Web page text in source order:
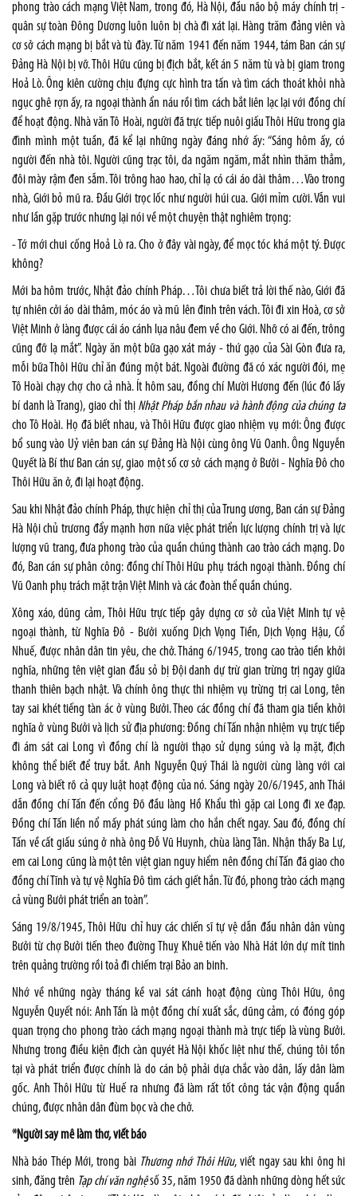
phong trào cách mạng Việt Nam, trong đó, Hà Nội, đầu não bộ máy chính trị -
quân sự toàn Đông Dương luôn luôn bị chà đi xát lại. Hàng trăm đảng viên và
cơ sở cách mạng bị bắt và tù đày. Từ năm 1941 đến năm 1944, tám Ban cán sự
Đảng Hà Nội bị vỡ. Thôi Hữu cũng bị địch bắt, kết án 5 năm tù và bị giam trong
Hoả Lò. Ông kiên cường chịu đựng cực hình tra tấn và tìm cách thoát khỏi nhà
ngục ghê rợn ấy, ra ngoại thành ẩn náu rồi tìm cách bắt liên lạc lại với đồng chí
để hoạt động. Nhà văn Tô Hoài, người đã trực tiếp nuôi giấu Thôi Hữu trong gia
đình mình một tuần, đã kể lại những ngày đáng nhớ ấy: “Sáng hôm ấy, có
người đến nhà tôi. Người cũng trạc tôi, da ngăm ngăm, mắt nhìn thăm thẳm,
đôi mày rậm đen sẫm. Tôi trông hao hao, chỉ lạ có cái áo dài thâm…Vào trong
nhà, Giới bỏ mũ ra. Đầu Giới trọc lốc như người húi cua. Giới mỉm cười. Vẫn vui
như lần gặp trước nhưng lại nói về một chuyện thật nghiêm trọng:
- Tớ mới chui cống Hoả Lò ra. Cho ở đây vài ngày, để mọc tóc khá một tý. Được
không?
Mới ba hôm trước, Nhật đảo chính Pháp…Tôi chưa biết trả lời thế nào, Giới đã
tự nhiên cởi áo dài thâm, móc áo và mũ lên đinh trên vách. Tôi đi xin Hoà, cơ sở
Việt Minh ở làng được cái áo cánh lụa nâu đem về cho Giới. Nhỡ có ai đến, trông
cũng đỡ lạ mắt”. Ngày ăn một bữa gạo xát máy - thứ gạo của Sài Gòn đưa ra,
mỗi bữa Thôi Hữu chỉ ăn đúng một bát. Ngoài đường đã có xác người đói, mẹ
Tô Hoài chạy chợ cho cả nhà. Ít hôm sau, đồng chí Mười Hương đến (lúc đó lấy
bí danh là Trang), giao chỉ thị Nhật Pháp bắn nhau và hành động của chúng ta
cho Tô Hoài. Họ đã biết nhau, và Thôi Hữu được giao nhiệm vụ mới: Ông được
bổ sung vào Uỷ viên ban cán sự Đảng Hà Nội cùng ông Vũ Oanh. Ông Nguyễn
Quyết là Bí thư Ban cán sự, giao một số cơ sở cách mạng ở Bưởi - Nghĩa Đô cho
Thôi Hữu ăn ở, đi lại hoạt động.
Sau khi Nhật đảo chính Pháp, thực hiện chỉ thị của Trung ương, Ban cán sự Đảng
Hà Nội chủ trương đẩy mạnh hơn nữa việc phát triển lực lượng chính trị và lực
lượng vũ trang, đưa phong trào của quần chúng thành cao trào cách mạng. Do
đó, Ban cán sự phân công: đồng chí Thôi Hữu phụ trách ngoại thành. Đồng chí
Vũ Oanh phụ trách mặt trận Việt Minh và các đoàn thể quần chúng.
Xông xáo, dũng cảm, Thôi Hữu trực tiếp gây dựng cơ sở của Việt Minh tự vệ
ngoại thành, từ Nghĩa Đô - Bưởi xuống Dịch Vọng Tiền, Dịch Vọng Hậu, Cổ
Nhuế, được nhân dân tin yêu, che chở. Tháng 6/1945, trong cao trào tiền khởi
nghĩa, những tên việt gian đầu sỏ bị Đội danh dự trừ gian trừng trị ngay giữa
thanh thiên bạch nhật. Và chính ông thực thi nhiệm vụ trừng trị cai Long, tên
tay sai khét tiếng tàn ác ở vùng Bưởi. Theo các đồng chí đã tham gia tiền khởi
nghĩa ở vùng Bưởi và lịch sử địa phương: Đồng chí Tấn nhận nhiệm vụ trực tiếp
đi ám sát cai Long vì đồng chí là người thạo sử dụng súng và lạ mặt, địch
không thể biết để truy bắt. Anh Nguyễn Quý Thái là người cùng làng với cai
Long và biết rõ cả quy luật hoạt động của nó. Sáng ngày 20/6/1945, anh Thái
dẫn đồng chí Tấn đến cổng Đõ đầu làng Hồ Khẩu thì gặp cai Long đi xe đạp.
Đồng chí Tấn liền nổ mấy phát súng làm cho hắn chết ngay. Sau đó, đồng chí
Tấn về cất giấu súng ở nhà ông Đỗ Vũ Huynh, chùa làng Tân. Nhận thấy Ba Lự,
em cai Long cũng là một tên việt gian nguy hiểm nên đồng chí Tấn đã giao cho
đồng chí Tĩnh và tự vệ Nghĩa Đô tìm cách giết hắn. Từ đó, phong trào cách mạng
cả vùng Bưởi phát triển an toàn”.
Sáng 19/8/1945, Thôi Hữu chỉ huy các chiến sĩ tự vệ dẫn đầu nhân dân vùng
Bưởi từ chợ Bưởi tiến theo đường Thuỵ Khuê tiến vào Nhà Hát lớn dự mít tinh
trên quảng trường rồi toả đi chiếm trại Bảo an binh.
Nhớ về những ngày tháng kề vai sát cánh hoạt động cùng Thôi Hữu, ông
Nguyễn Quyết nói: Anh Tấn là một đồng chí xuất sắc, dũng cảm, có đóng góp
quan trọng cho phong trào cách mạng ngoại thành mà trực tiếp là vùng Bưởi.
Nhưng trong điều kiện địch càn quyét Hà Nội khốc liệt như thế, chúng tôi tồn
tại và phát triển được chính là do cán bộ phải dựa chắc vào dân, lấy dân làm
gốc. Anh Thôi Hữu từ Huế ra nhưng đã làm rất tốt công tác vận động quần
chúng, được nhân dân đùm bọc và che chở.
*Người say mê làm thơ, viết báo
Nhà báo Thép Mới, trong bài Thương nhớ Thôi Hữu, viết ngay sau khi ông hi
sinh, đăng trên Tạp chí văn nghệsố 35, năm 1950 đã dành những dòng hết sức